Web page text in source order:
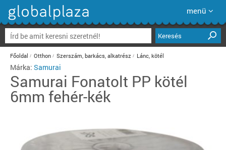
menü
Keresés
Főoldal Otthon Szerszám, barkács, alkatrész Lánc, kötél
Márka: Samurai
Samurai Fonatolt PP kötél
6mm fehér-kék